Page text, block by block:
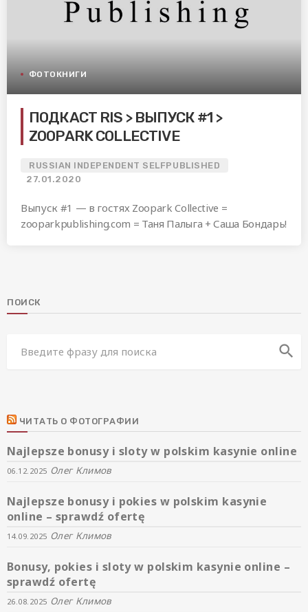
ФОТОКНИГИ
ПОДКАСТ RIS > ВЫПУСК #1 >
ZOOPARK COLLECTIVE
RUSSIAN INDEPENDENT SELFPUBLISHED
27.01.2020
Выпуск #1 — в гостях Zoopark Collective =
zooparkpublishing.com = Таня Палыга + Саша Бондарь!
ПОИСК
search
ЧИТАТЬ О ФОТОГРАФИИ
Najlepsze bonusy i sloty w polskim kasynie online
06.12.2025 Олег Климов
Najlepsze bonusy i pokies w polskim kasynie
online – sprawdź ofertę
14.09.2025 Олег Климов
Bonusy, pokies i sloty w polskim kasynie online –
sprawdź ofertę
26.08.2025 Олег Климов